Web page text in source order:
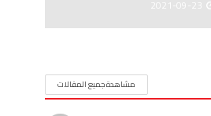
2021-09-23
مشاهدة جميع المقالات